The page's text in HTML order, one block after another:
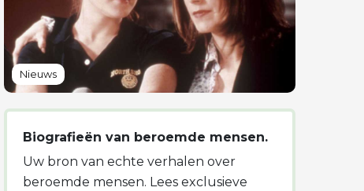
Nieuws
Biografieën van beroemde mensen.
Uw bron van echte verhalen over
beroemde mensen. Lees exclusieve